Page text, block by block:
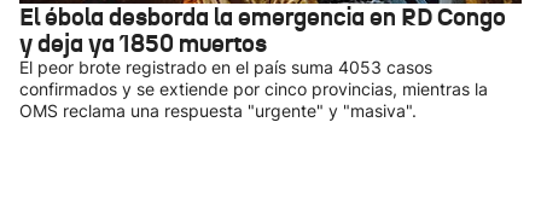
El ébola desborda la emergencia en RD Congo
y deja ya 1850 muertos
El peor brote registrado en el país suma 4053 casos
confirmados y se extiende por cinco provincias, mientras la
OMS reclama una respuesta "urgente" y "masiva".